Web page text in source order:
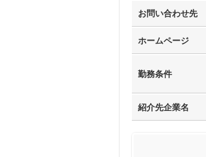
お問い合わせ先
ホームページ
勤務条件
紹介先企業名